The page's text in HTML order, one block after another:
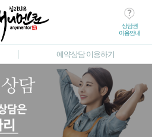
상담권
이용안내
예약상담 이용하기